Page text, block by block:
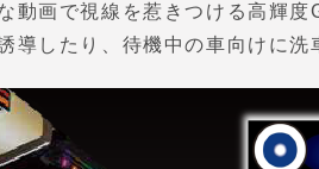
動画で視線を惹きつける高輝度
導したり、待機中の車向けに